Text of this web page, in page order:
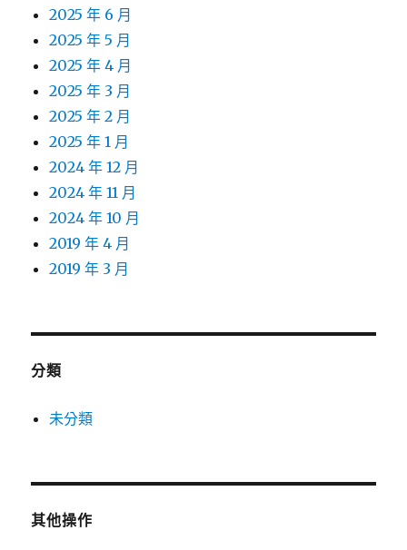
2025 年 6 月
2025 年 5 月
2025 年 4 月
2025 年 3 月
2025 年 2 月
2025 年 1 月
2024 年 12 月
2024 年 11 月
2024 年 10 月
2019 年 4 月
2019 年 3 月
分類
未分類
其他操作